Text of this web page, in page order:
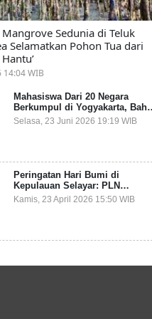
Sedunia di Teluk
Selamatkan Pohon Tua dari
14:04 WIB
Mahasiswa Dari 20 Negara
Berkumpul di Yogyakarta,
Mitigasi Ancaman Kesehatan
Global
Selasa, 23 Juni 2026 19:19 WIB
Peringatan Hari Bumi di
Kepulauan Selayar: PLN
Indonesia Power Gandeng
Pemda dan Komunitas, Giatkan
Kamis, 23 April 2026 15:50 WIB